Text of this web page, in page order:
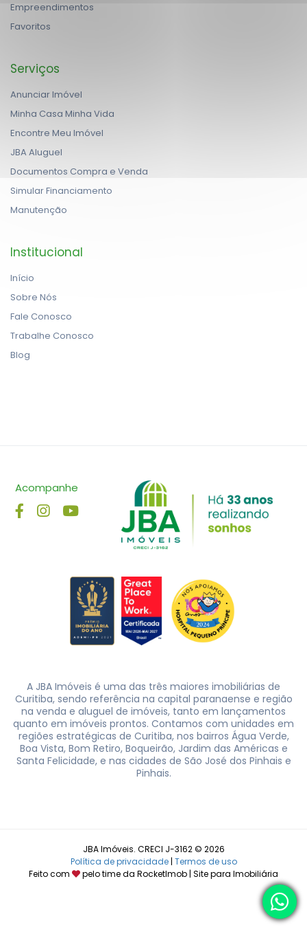
Empreendimentos
Favoritos
Serviços
Anunciar Imóvel
Minha Casa Minha Vida
Encontre Meu Imóvel
JBA Aluguel
Documentos Compra e Venda
Simular Financiamento
Manutenção
Institucional
Início
Sobre Nós
Fale Conosco
Trabalhe Conosco
Blog
Acompanhe
A JBA Imóveis é uma das três maiores imobiliárias de
Curitiba, sendo referência na capital paranaense e região
na venda e aluguel de imóveis, tanto em lançamentos
quanto em imóveis prontos. Contamos com unidades em
regiões estratégicas de Curitiba, nos bairros Água Verde,
Boa Vista, Bom Retiro, Boqueirão, Jardim das Américas e
Santa Felicidade, e nas cidades de São José dos Pinhais e
Pinhais.
JBA Imóveis. CRECI J-3162 © 2026
Política de privacidade| Termos de uso
Feito com
pelo time da RocketImob | Site para Imobiliária